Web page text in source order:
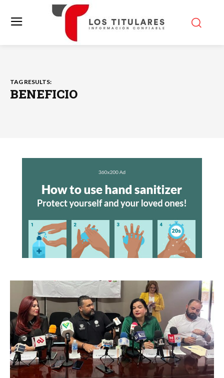
TAG RESULTS:
BENEFICIO